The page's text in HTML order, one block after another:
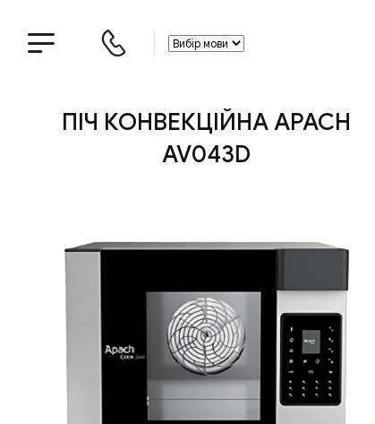
ПІЧ КОНВЕКЦІЙНА APACH
AV043D